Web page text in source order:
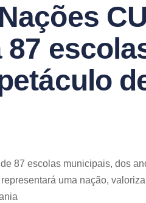
87 escolas municipais, dos
uma nação,